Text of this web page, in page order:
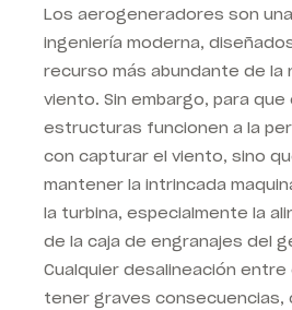
Los aerogeneradores son
ingeniería moderna,
recurso más abundante de la
viento. Sin embargo, para
estructuras funcionen a la
con capturar el viento, sino
mantener la intrincada
la turbina, especialmente la
de la caja de engranajes del
Cualquier desalineación
tener graves consecuencias,